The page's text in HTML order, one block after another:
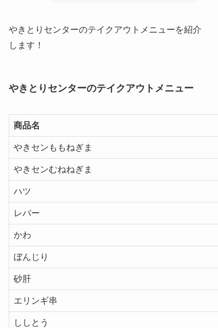
やきとりセンターのテイクアウトメニューを紹介
します！
やきとりセンターのテイクアウトメニュー
商品名
やきセンももねぎま
やきセンむねねぎま
ハツ
レバー
かわ
ぼんじり
砂肝
エリンギ串
ししとう